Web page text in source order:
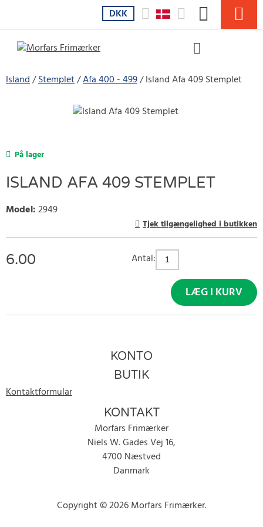
DKK
Island Stemplet Afa 400 - 499 Island Afa 409 Stemplet
På lager
ISLAND AFA 409 STEMPLET
Model:2949
Tjek tilgængelighed i butikken
6.00 Antal:
LÆG I KURV
KONTO
BUTIK
Kontaktformular
KONTAKT
Morfars Frimærker
Niels W. Gades Vej 16,
4700 Næstved
Danmark
Copyright © 2026 Morfars Frimærker.